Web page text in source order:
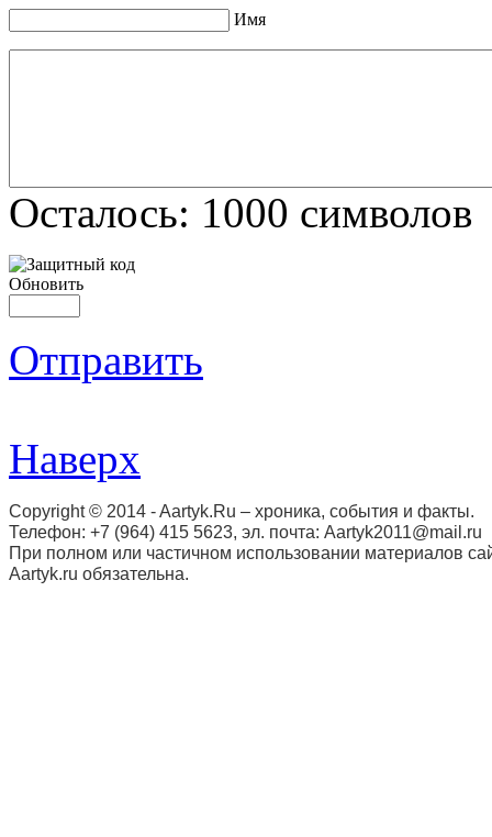
Имя
Осталось: 1000 символов
Обновить
Отправить
Наверх
Copyright © 2014 - Aartyk.Ru – хроника, события и факты.
Телефон: +7 (964) 415 5623, эл. почта: Aartyk2011@mail.ru
При полном или частичном использовании материалов
Aartyk.ru oбязательна.